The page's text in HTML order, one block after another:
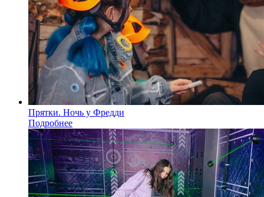
Прятки. Ночь у Фредди
Подробнее